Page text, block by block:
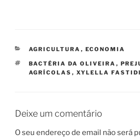
CATEGORIAS
AGRICULTURA , ECONOMIA
ETIQUETAS
BACTÉRIA DA OLIVEIRA ,
AGRÍCOLAS , XYLELLA
Deixe um comentário
O seu endereço de email não será